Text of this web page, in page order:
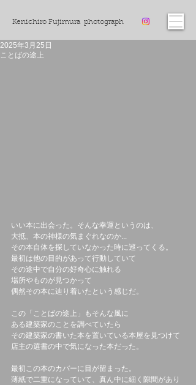
Kenichiro Fujimura photograph
ことばの途上
2025年3月25日
いい本に出会った。そんな幸運というのは、
大抵、本の神様の気まぐれなのか...
その本自体を探していなかった時に巡ってくる。
最初は他の目的があって行動していて
その途中で自分の好奇心に触れる
場所やものが見つかって
偶然その本に辿り着いたという感じだ。
この「ことばの途上」もそんな風に
ある建築家のことを調べていたら
その建築家の書いた本を置いている本屋を見つけて
店主の選書の中で気になった本だった。
最初この本のカバーに目が留まった。
薄紙で二重になっていて、真ん中に細く隙間があり